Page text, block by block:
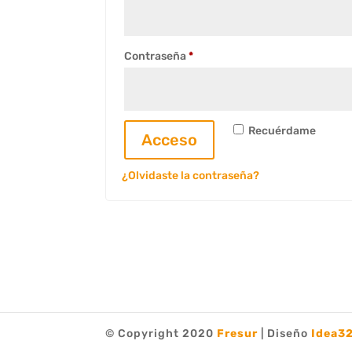
Contraseña*Obligatorio
Recuérdame
Acceso
¿Olvidaste la contraseña?
© Copyright 2020 Fresur | Diseño